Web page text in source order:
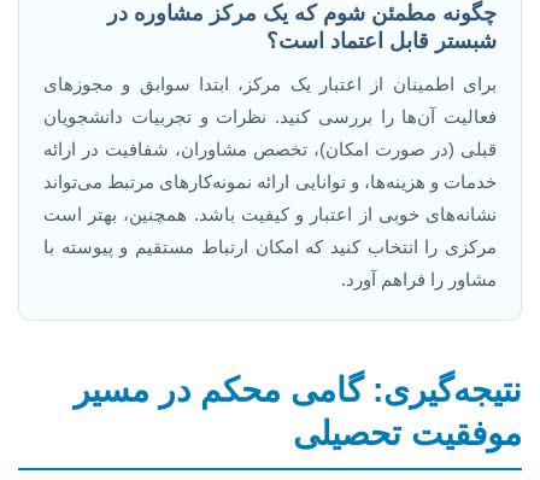
چگونه مطمئن شوم که یک مرکز مشاوره در
شبستر قابل اعتماد است؟
برای اطمینان از اعتبار یک مرکز، ابتدا سوابق و مجوزهای
فعالیت آن‌ها را بررسی کنید. نظرات و تجربیات دانشجویان
قبلی (در صورت امکان)، تخصص مشاوران، شفافیت در ارائه
خدمات و هزینه‌ها، و توانایی ارائه نمونه‌کارهای مرتبط می‌تواند
نشانه‌های خوبی از اعتبار و کیفیت باشد. همچنین، بهتر است
مرکزی را انتخاب کنید که امکان ارتباط مستقیم و پیوسته با
مشاور را فراهم آورد.
نتیجه‌گیری: گامی محکم در مسیر
موفقیت تحصیلی